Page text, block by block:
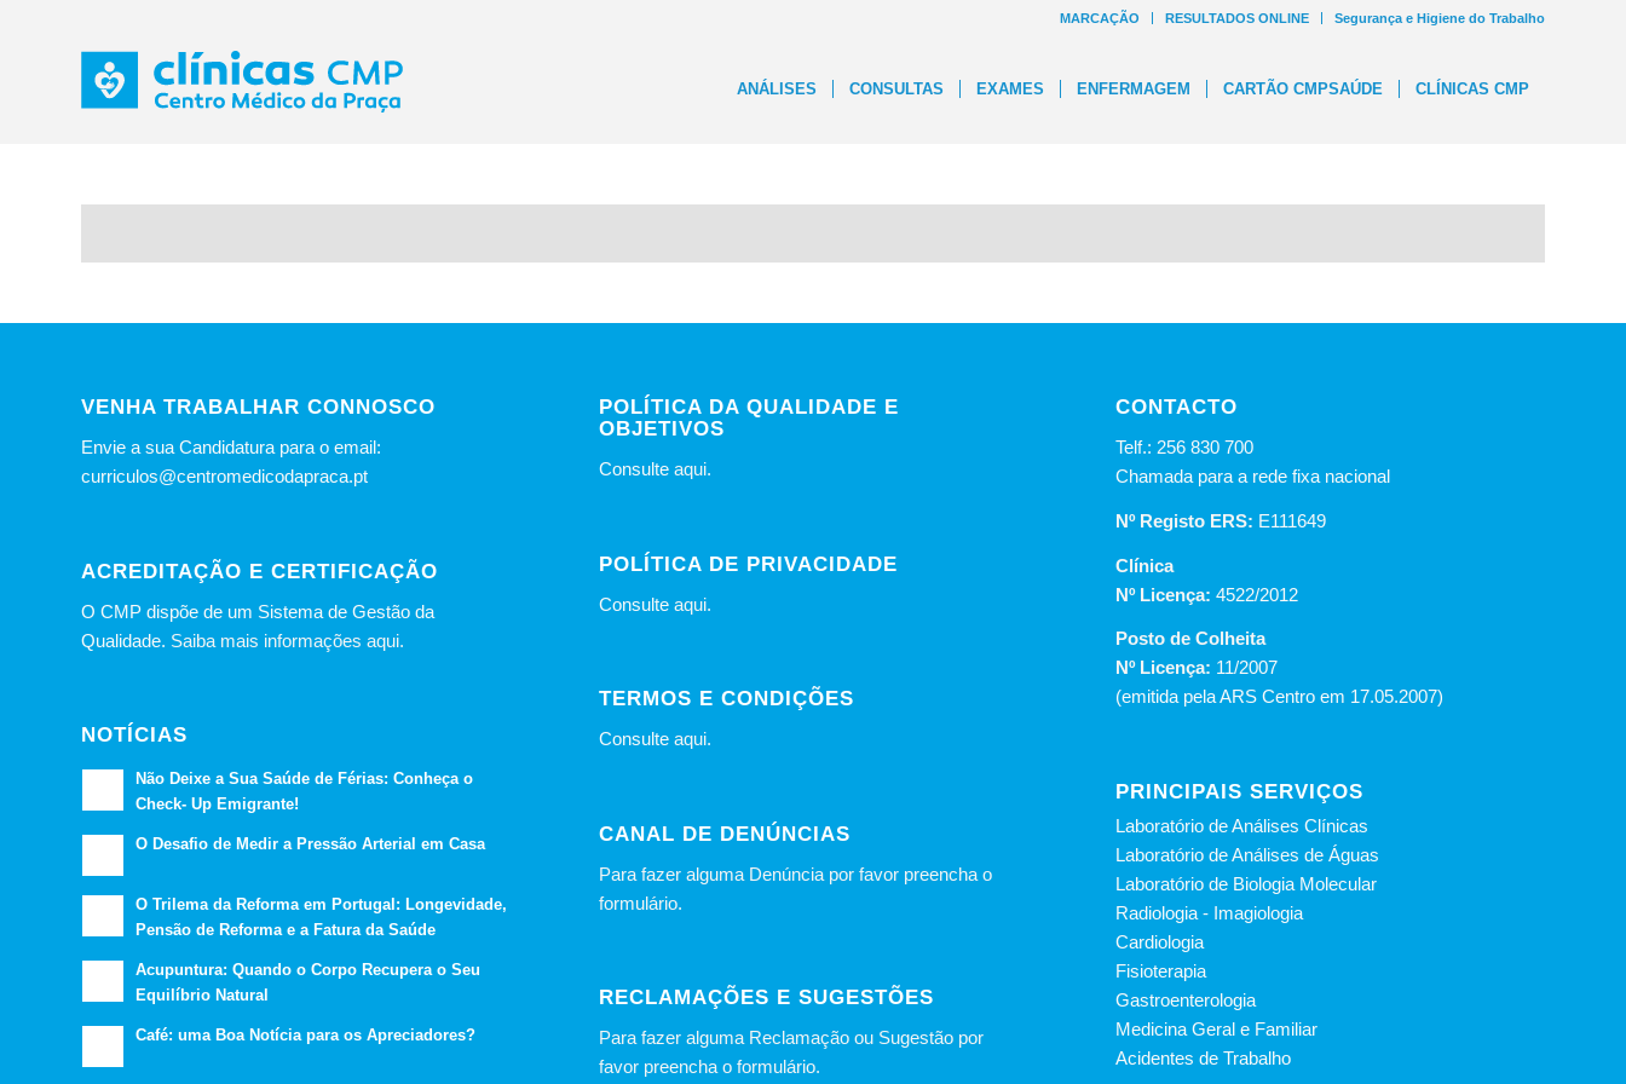
MARCAÇÃO RESULTADOS ONLINE Segurança e Higiene do Trabalho
ANÁLISES CONSULTAS EXAMES ENFERMAGEM CARTÃO CMPSAÚDE CLÍNICAS CMP
VENHA TRABALHAR CONNOSCO
Envie a sua Candidatura para o email:
curriculos@centromedicodapraca.pt
ACREDITAÇÃO E CERTIFICAÇÃO
O CMP dispõe de um Sistema de Gestão da
Qualidade. Saiba mais informações aqui.
NOTÍCIAS
Não Deixe a Sua Saúde de Férias: Conheça o
Check- Up Emigrante!
O Desafio de Medir a Pressão Arterial em Casa
O Trilema da Reforma em Portugal: Longevidade,
Pensão de Reforma e a Fatura da Saúde
Acupuntura: Quando o Corpo Recupera o Seu
Equilíbrio Natural
Café: uma Boa Notícia para os Apreciadores?
POLÍTICA DA QUALIDADE E
OBJETIVOS
Consulte aqui.
POLÍTICA DE PRIVACIDADE
Consulte aqui.
TERMOS E CONDIÇÕES
Consulte aqui.
CANAL DE DENÚNCIAS
Para fazer alguma Denúncia por favor preencha o
formulário.
RECLAMAÇÕES E SUGESTÕES
Para fazer alguma Reclamação ou Sugestão por
favor preencha o formulário.
CONTACTO
Telf.: 256 830 700
Chamada para a rede fixa nacional
Nº Registo ERS: E111649
Clínica
Nº Licença:4522/2012
Posto de Colheita
Nº Licença: 11/2007
(emitida pela ARS Centro em 17.05.2007)
PRINCIPAIS SERVIÇOS
Laboratório de Análises Clínicas
Laboratório de Análises de Águas
Laboratório de Biologia Molecular
Radiologia - Imagiologia
Cardiologia
Fisioterapia
Gastroenterologia
Medicina Geral e Familiar
Acidentes de Trabalho